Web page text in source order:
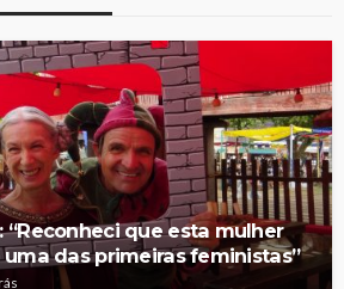
“Reconheci que esta mulher
das primeiras feministas”